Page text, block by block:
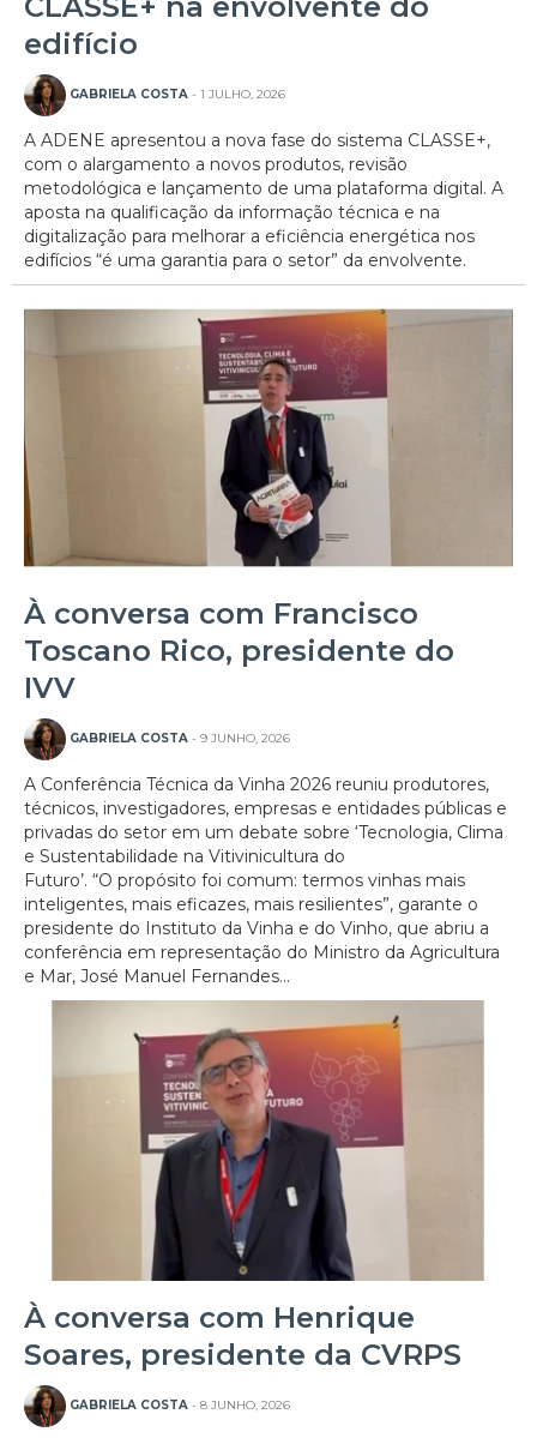
CLASSE+ na envolvente do
edifício
GABRIELA COSTA - 1 JULHO, 2026
A ADENE apresentou a nova fase do sistema CLASSE+,
com o alargamento a novos produtos, revisão
metodológica e lançamento de uma plataforma digital. A
aposta na qualificação da informação técnica e na
digitalização para melhorar a eficiência energética nos
edifícios “é uma garantia para o setor” da envolvente.
À conversa com Francisco
Toscano Rico, presidente do
IVV
GABRIELA COSTA - 9 JUNHO, 2026
A Conferência Técnica da Vinha 2026 reuniu produtores,
técnicos, investigadores, empresas e entidades públicas e
privadas do setor em um debate sobre ‘Tecnologia, Clima
e Sustentabilidade na Vitivinicultura do
Futuro’. “O propósito foi comum: termos vinhas mais
inteligentes, mais eficazes, mais resilientes”, garante o
presidente do Instituto da Vinha e do Vinho, que abriu a
conferência em representação do Ministro da Agricultura
e Mar, José Manuel Fernandes...
À conversa com Henrique
Soares, presidente da CVRPS
GABRIELA COSTA - 8 JUNHO, 2026